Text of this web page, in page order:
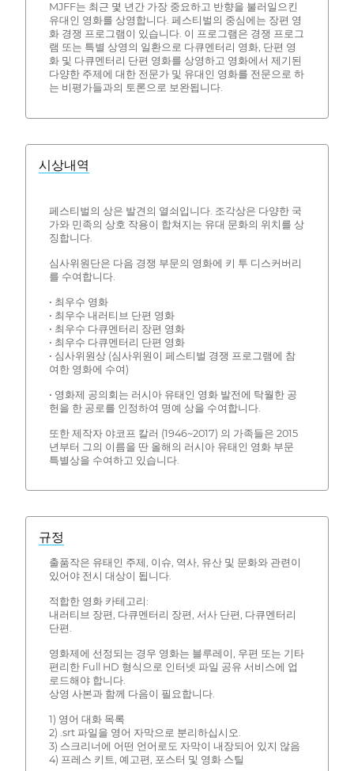
MJFF는 최근 몇 년간 가장 중요하고 반향을 불러일으킨
유대인 영화를 상영합니다. 페스티벌의 중심에는 장편 영
화 경쟁 프로그램이 있습니다. 이 프로그램은 경쟁 프로그
램 또는 특별 상영의 일환으로 다큐멘터리 영화, 단편 영
화 및 다큐멘터리 단편 영화를 상영하고 영화에서 제기된
다양한 주제에 대한 전문가 및 유대인 영화를 전문으로 하
는 비평가들과의 토론으로 보완됩니다.
시상내역
페스티벌의 상은 발견의 열쇠입니다. 조각상은 다양한 국
가와 민족의 상호 작용이 합쳐지는 유대 문화의 위치를 상
징합니다.
심사위원단은 다음 경쟁 부문의 영화에 키 투 디스커버리
를 수여합니다.
• 최우수 영화
• 최우수 내러티브 단편 영화
• 최우수 다큐멘터리 장편 영화
• 최우수 다큐멘터리 단편 영화
• 심사위원상 (심사위원이 페스티벌 경쟁 프로그램에 참
여한 영화에 수여)
• 영화제 공의회는 러시아 유태인 영화 발전에 탁월한 공
헌을 한 공로를 인정하여 명예 상을 수여합니다.
또한 제작자 야코프 칼러 (1946~2017) 의 가족들은 2015
년부터 그의 이름을 딴 올해의 러시아 유태인 영화 부문
특별상을 수여하고 있습니다.
규정
출품작은 유태인 주제, 이슈, 역사, 유산 및 문화와 관련이
있어야 전시 대상이 됩니다.
적합한 영화 카테고리:
내러티브 장편, 다큐멘터리 장편, 서사 단편, 다큐멘터리
단편.
영화제에 선정되는 경우 영화는 블루레이, 우편 또는 기타
편리한 Full HD 형식으로 인터넷 파일 공유 서비스에 업
로드해야 합니다.
상영 사본과 함께 다음이 필요합니다.
1) 영어 대화 목록
2) .srt 파일을 영어 자막으로 분리하십시오.
3) 스크리너에 어떤 언어로도 자막이 내장되어 있지 않음
4) 프레스 키트, 예고편, 포스터 및 영화 스틸